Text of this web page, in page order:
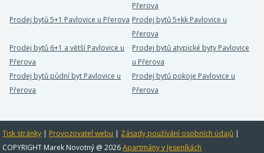
Přerova
Prodej bytů 5+1 Pavlovice u Přerova Prodej bytů 5+kk Pavlovice u
Přerova
Prodej bytů 6+1 a větší Pavlovice u
Přerova
Prodej bytů atypické byty Pavlovice
u Přerova
Prodej bytů půdní byt Pavlovice u
Přerova
Prodej bytů pokoje Pavlovice u
Přerova
Tisk stránky | Provozovatel webu | Zásady používání osobních údajů |
COPYRIGHT Marek Novotný @ 2026Apartmány v Jeseníkách